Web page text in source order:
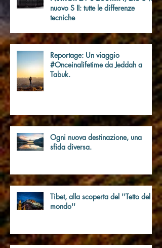
NIKKOR Z 70-200mm f/2.8 S vs
nuovo S II: tutte le differenze
tecniche
Ogni nuova destinazione, una
sfida diversa.
Tibet, alla scoperta del ''Tetto del
mondo''